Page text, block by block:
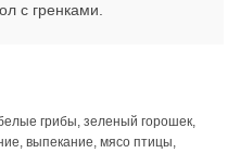
с гренками.
грибы, зеленый горошек,
выпекание, мясо птицы,